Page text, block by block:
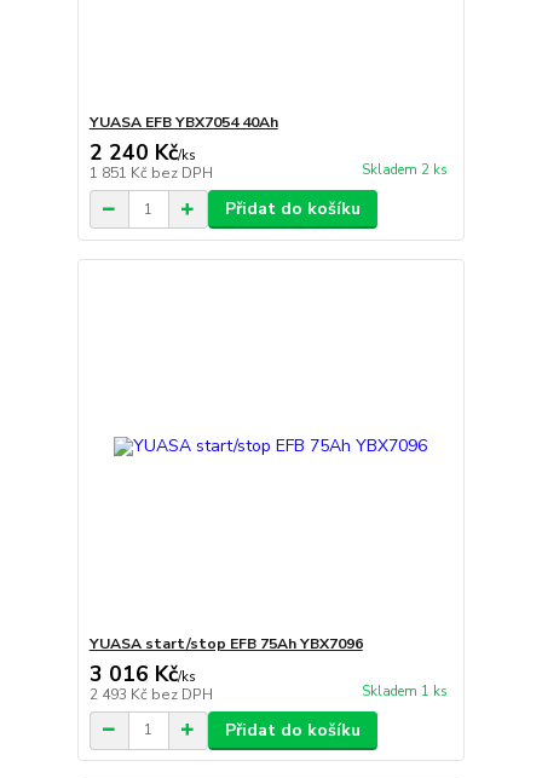
YUASA EFB YBX7054 40Ah
2 240 Kč/ks
1 851 Kč bez DPH Skladem 2 ks
Přidat do košíku
YUASA start/stop EFB 75Ah YBX7096
3 016 Kč/ks
2 493 Kč bez DPH Skladem 1 ks
Přidat do košíku